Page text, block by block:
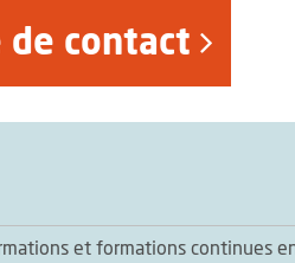
de contact
et formations continues